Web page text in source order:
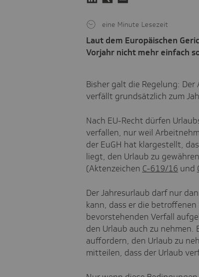
Laut dem Europäischen
Vorjahr nicht mehr einfach
eine Minute Lesezeit
Bisher galt die Regelung:
verfällt grundsätzlich zum
Nach EU-Recht dürfen
verfallen, nur weil
der EuGH hat klargestellt,
liegt, den Urlaub zu
(Aktenzeichen C-619/16 und
Der Jahresurlaub darf nur
kann, dass er die
bevorstehenden Verfall
den Urlaub auch zu
auffordern, den Urlaub zu
mitteilen, dass der Urlaub